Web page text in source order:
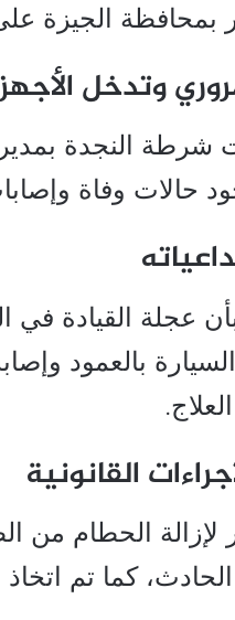
الجيزة
وتدخل
شرطة النجدة
حالات وفاة
عجلة القيادة في
القانونية
الحطام من
كما تم اتخاذ